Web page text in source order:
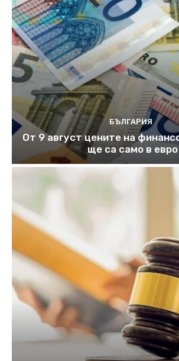
БЪЛГАРИЯ
От 9 август цените на
ще са само в евро